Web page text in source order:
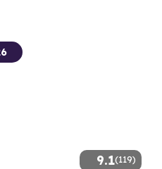
9.1(119)